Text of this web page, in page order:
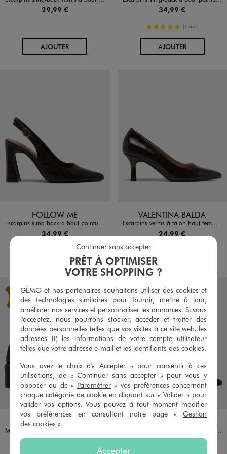
29,99 €
AJOUTERAU PANIER
34,99 €
5/5 de moyenne
(1 avis)
AJOUTERAU PANIER
Disponible en 2 coloris
FOLLOW ME
Escarpins sling-back à bout pointu et talon haut femme- Follow Me
34,99 €
AU PANIER
Disponible en 1 coloris
VALENTINA BALDA
Escarpins vernis à talon haut femme - Valentina Baldano
24,99 €
Disponible en 1 coloris
MARRON FONCE
VALENTINA BALDA
Mocassins avec bijou métallique sur semelle crantée femme - Valentina Baldano
39,99 €
Disponible en 1 coloris
MARRON
FOLLOW ME
29,99 €
PRÊT À OPTIMISER
VOTRE SHOPPING ?
GÉMO et nos partenaires souhaitons utiliser des cookies et
des technologies similaires pour fournir, mettre à jour,
améliorer nos services et personnaliser les annonces. Si vous
l'acceptez, nous pourrons stocker, accéder et traiter des
données personnelles telles que vos visites à ce site web, les
adresses IP, les informations de votre compte utilisateur
telles que votre adresse e-mail et les identifiants des cookies.
Vous avez le choix d'« Accepter » pour consentir à ces
utilisations, de « Continuer sans accepter » pour vous y
opposer ou de « Paramétrer » vos préférences concernant
chaque catégorie de cookie en cliquant sur « Valider » pour
valider vos options. Vous pouvez à tout moment modifier
vos préférences en consultant notre page « Gestion
des cookies ».
Accepter
Continuer sans accepter